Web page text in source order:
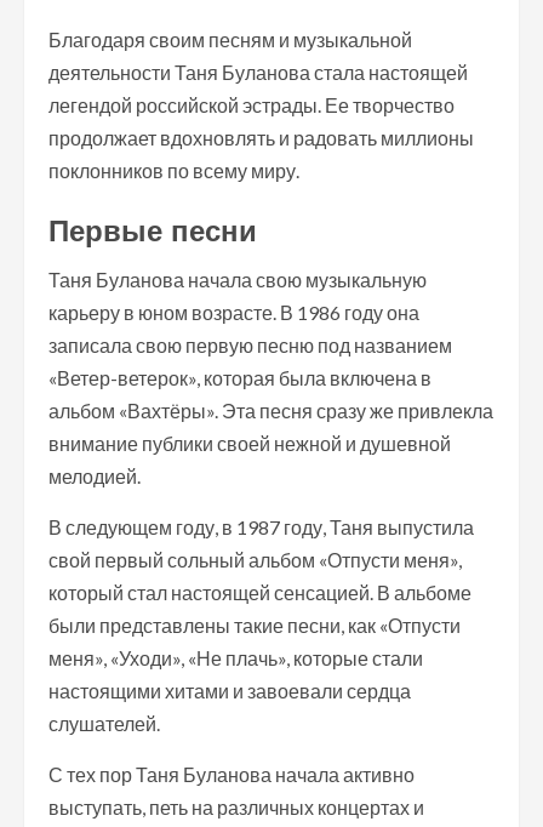
Благодаря своим песням и музыкальной
деятельности Таня Буланова стала настоящей
легендой российской эстрады. Ее творчество
продолжает вдохновлять и радовать миллионы
поклонников по всему миру.
Первые песни
Таня Буланова начала свою музыкальную
карьеру в юном возрасте. В 1986 году она
записала свою первую песню под названием
«Ветер-ветерок», которая была включена в
альбом «Вахтёры». Эта песня сразу же привлекла
внимание публики своей нежной и душевной
мелодией.
В следующем году, в 1987 году, Таня выпустила
свой первый сольный альбом «Отпусти меня»,
который стал настоящей сенсацией. В альбоме
были представлены такие песни, как «Отпусти
меня», «Уходи», «Не плачь», которые стали
настоящими хитами и завоевали сердца
слушателей.
С тех пор Таня Буланова начала активно
выступать, петь на различных концертах и